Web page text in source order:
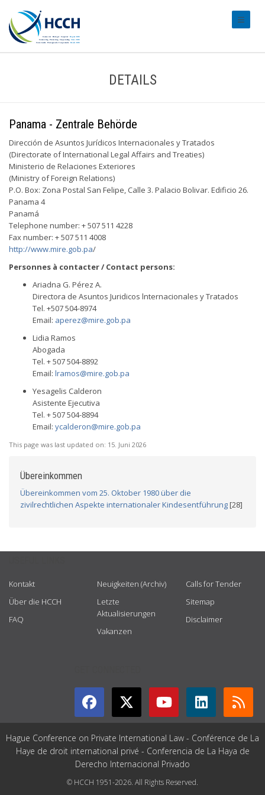
DETAILS
Panama - Zentrale Behörde
Dirección de Asuntos Jurídicos Internacionales y Tratados
(Directorate of International Legal Affairs and Treaties)
Ministerio de Relaciones Exteriores
(Ministry of Foreign Relations)
P.O. Box: Zona Postal San Felipe, Calle 3. Palacio Bolivar. Edificio 26.
Panama 4
Panamá
Telephone number: + 507 511 4228
Fax number: + 507 511 4008
http://www.mire.gob.pa/
Personnes à contacter / Contact persons:
Ariadna G. Pérez A.
Directora de Asuntos Juridicos lnternacionales y Tratados
Tel. +507 504-8974
Email: aperez@mire.gob.pa
Lidia Ramos
Abogada
Tel. + 507 504-8892
Email: lramos@mire.gob.pa
Yesagelis Calderon
Asistente Ejecutiva
Tel. + 507 504-8894
Email: ycalderon@mire.gob.pa
This page was last updated on: 15. Juni 2026
Übereinkommen
Übereinkommen vom 25. Oktober 1980 über die
zivilrechtlichen Aspekte internationaler Kindesentführung[28]
Kontakt
Über die HCCH
FAQ
Neuigkeiten (Archiv)
Letzte
Aktualisierungen
Vakanzen
Calls for Tender
Sitemap
Disclaimer
Hague Conference on Private International Law - Conférence de La
Haye de droit international privé - Conferencia de La Haya de
Derecho Internacional Privado
© HCCH 1951-2026. All Rights Reserved.